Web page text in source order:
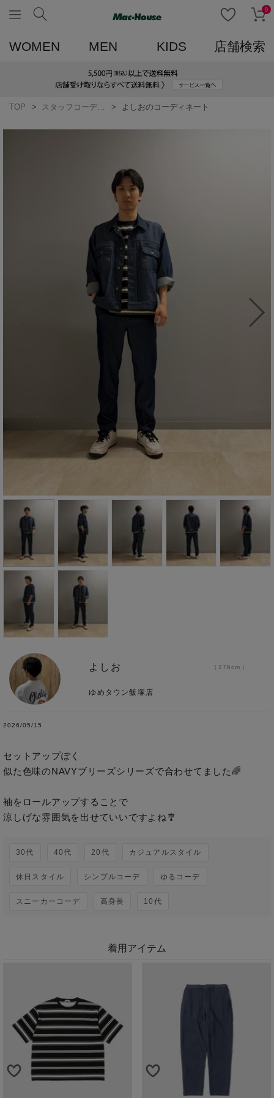
0
WOMEN MEN KIDS 店舗検索
TOP よしおのコーディネート
よしお
ゆめタウン飯塚店
176cm
2026/05/15
セットアップぽく
似た色味のNAVYブリーズシリーズで合わせてました🌈
袖をロールアップすることで
涼しげな雰囲気を出せていいですよね🎐
30代 40代 20代 カジュアルスタイル
休日スタイル シンプルコーデ ゆるコーデ
スニーカーコーデ 高身長 10代
着用アイテム